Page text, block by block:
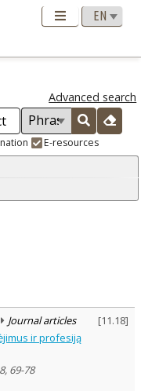
Advanced search
E-resources
Journal articles [11.18]
ir profesiją
69-78